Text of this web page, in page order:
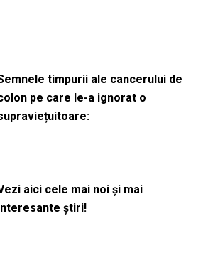
timpurii ale cancerului de
pe care le-a ignorat o
aici cele mai noi și mai
știri!